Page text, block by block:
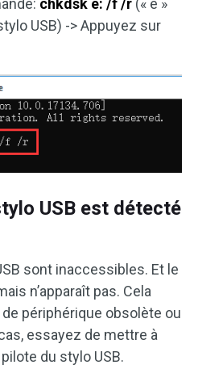
chkdsk e: /f /r (« e »
USB) -> Appuyez sur
USB est détecté
sont inaccessibles. Et le
n’apparaît pas. Cela
périphérique obsolète ou
essayez de mettre à
du stylo USB.